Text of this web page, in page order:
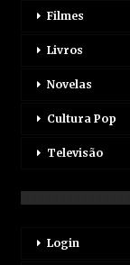
Filmes
Livros
Novelas
Cultura Pop
Televisão
Login